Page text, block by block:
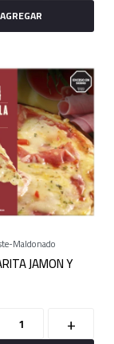
Maldonado
JAMON Y
+